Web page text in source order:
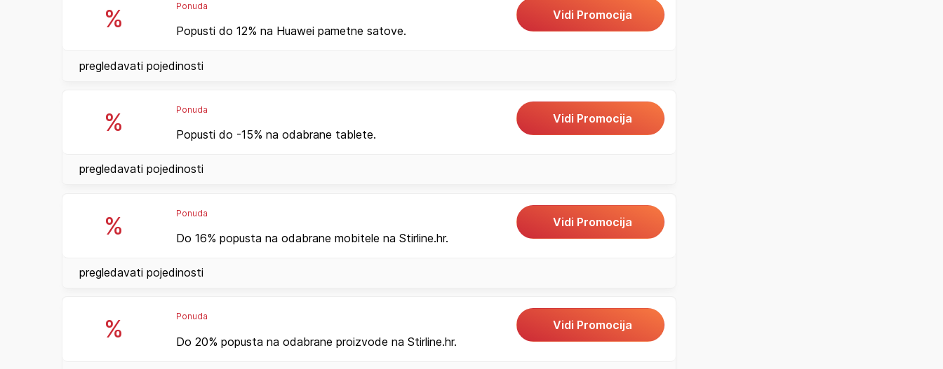
% Ponuda
Popusti do 12% na Huawei pametne satove.
Vidi Promocija
pregledavati pojedinosti
% Ponuda
Popusti do -15% na odabrane tablete.
Vidi Promocija
pregledavati pojedinosti
% Ponuda
Do 16% popusta na odabrane mobitele na Stirline.hr.
Vidi Promocija
pregledavati pojedinosti
% Ponuda
Do 20% popusta na odabrane proizvode na Stirline.hr.
Vidi Promocija